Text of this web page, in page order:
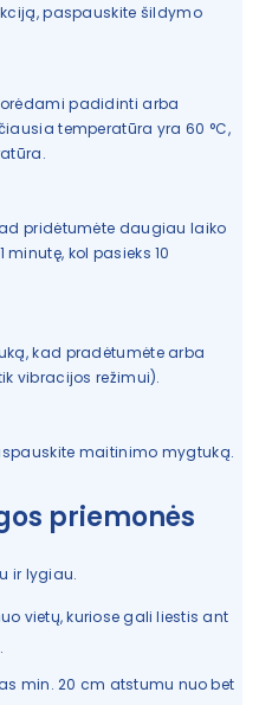
paspauskite šildymo
padidinti arba
temperatūra yra 60 °C,
pridėtumėte daugiau laiko
kol pasieks 10
kad pradėtumėte arba
vibracijos režimui).
maitinimo mygtuką.
priemonės
ir lygiau.
vietų, kuriose gali liestis ant
min. 20 cm atstumu nuo bet